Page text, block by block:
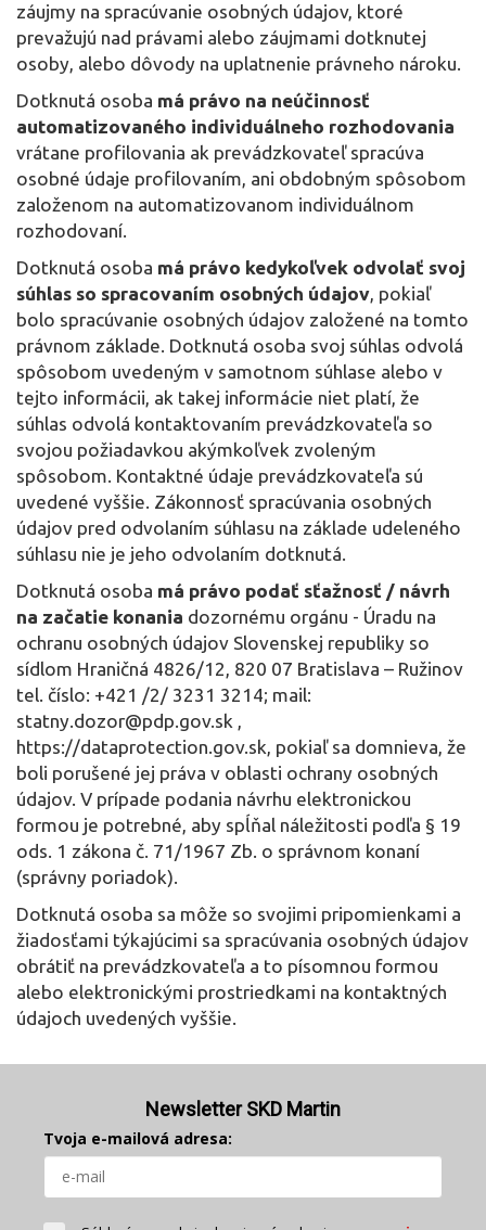
záujmy na spracúvanie osobných údajov, ktoré
prevažujú nad právami alebo záujmami dotknutej
osoby, alebo dôvody na uplatnenie právneho nároku.
Dotknutá osoba má právo na neúčinnosť
automatizovaného individuálneho rozhodovania
vrátane profilovania ak prevádzkovateľ spracúva
osobné údaje profilovaním, ani obdobným spôsobom
založenom na automatizovanom individuálnom
rozhodovaní.
Dotknutá osoba má právo kedykoľvek odvolať svoj
súhlas so spracovaním osobných údajov, pokiaľ
bolo spracúvanie osobných údajov založené na tomto
právnom základe. Dotknutá osoba svoj súhlas odvolá
spôsobom uvedeným v samotnom súhlase alebo v
tejto informácii, ak takej informácie niet platí, že
súhlas odvolá kontaktovaním prevádzkovateľa so
svojou požiadavkou akýmkoľvek zvoleným
spôsobom. Kontaktné údaje prevádzkovateľa sú
uvedené vyššie. Zákonnosť spracúvania osobných
údajov pred odvolaním súhlasu na základe udeleného
súhlasu nie je jeho odvolaním dotknutá.
Dotknutá osoba má právo podať sťažnosť / návrh
na začatie konania dozornému orgánu - Úradu na
ochranu osobných údajov Slovenskej republiky so
sídlom Hraničná 4826/12, 820 07 Bratislava – Ružinov
tel. číslo: +421 /2/ 3231 3214; mail:
statny.dozor@pdp.gov.sk ,
https://dataprotection.gov.sk, pokiaľ sa domnieva, že
boli porušené jej práva v oblasti ochrany osobných
údajov. V prípade podania návrhu elektronickou
formou je potrebné, aby spĺňal náležitosti podľa § 19
ods. 1 zákona č. 71/1967 Zb. o správnom konaní
(správny poriadok).
Dotknutá osoba sa môže so svojimi pripomienkami a
žiadosťami týkajúcimi sa spracúvania osobných údajov
obrátiť na prevádzkovateľa a to písomnou formou
alebo elektronickými prostriedkami na kontaktných
údajoch uvedených vyššie.
Newsletter SKD Martin
Tvoja e-mailová adresa: